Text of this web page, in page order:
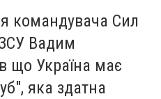
командувача Сил
Вадим
що Україна має
яка здатна